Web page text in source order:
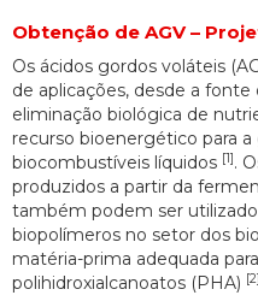
Obtenção de AGV –
Os ácidos gordos voláteis
de aplicações, desde a
eliminação biológica de
recurso bioenergético para
biocombustíveis líquidos [1] .
produzidos a partir da
também podem ser
biopolímeros no setor dos
matéria-prima adequada
polihidroxialcanoatos (PHA) [2]